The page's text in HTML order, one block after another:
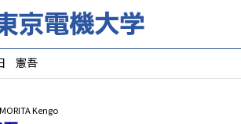
憲吾
MORITA Kengo